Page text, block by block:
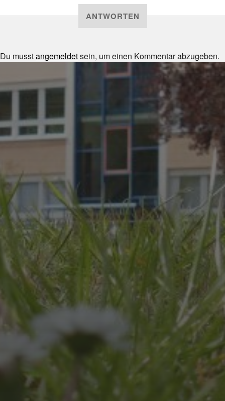
ANTWORTEN
Du musstangemeldetsein, um einen Kommentar abzugeben.
JULI 8, 2026
UNSER SCHUL-/SPORTFEST
2026